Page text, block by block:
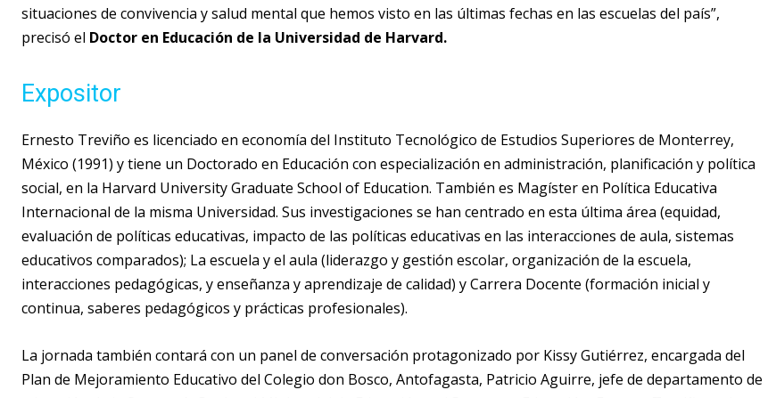
situaciones de convivencia y salud mental que hemos visto en las últimas fechas en las escuelas del país”,
precisó el Doctor en Educación de la Universidad de Harvard.
Expositor
Ernesto Treviño es licenciado en economía del Instituto Tecnológico de Estudios Superiores de Monterrey,
México (1991) y tiene un Doctorado en Educación con especialización en administración, planificación y política
social, en la Harvard University Graduate School of Education. También es Magíster en Política Educativa
Internacional de la misma Universidad. Sus investigaciones se han centrado en esta última área (equidad,
evaluación de políticas educativas, impacto de las políticas educativas en las interacciones de aula, sistemas
educativos comparados); La escuela y el aula (liderazgo y gestión escolar, organización de la escuela,
interacciones pedagógicas, y enseñanza y aprendizaje de calidad) y Carrera Docente (formación inicial y
continua, saberes pedagógicos y prácticas profesionales).
La jornada también contará con un panel de conversación protagonizado por Kissy Gutiérrez, encargada del
Plan de Mejoramiento Educativo del Colegio don Bosco, Antofagasta, Patricio Aguirre, jefe de departamento de